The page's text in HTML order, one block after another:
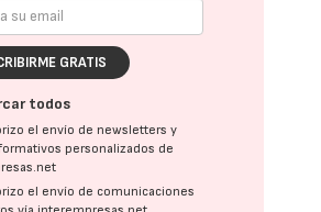
GRATIS
todos
el envío de newsletters y
personalizados de
el envío de comunicaciones